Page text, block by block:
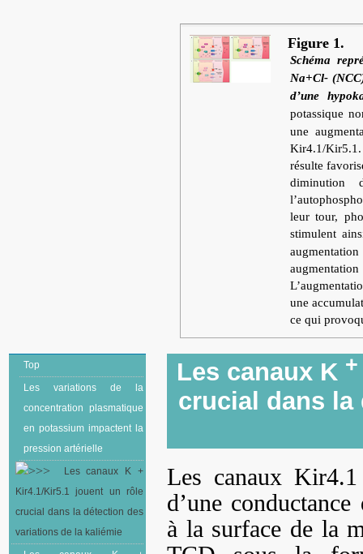
Figure 1.
Schéma
Na+Cl-
d’une
potassique
une
Kir4.1/Kir5.1.
résulte
diminution
leur tour,
stimulent
une
ce qui
Top
Les variations de la
concentration plasmatique
en potassium impactent la
pression artérielle
Les canaux K +
Kir4.1/Kir5.1 jouent un rôle
crucial dans la détection des
variations de la kaliémie
Les canaux K +
crucial dans la
Les canaux
d’une
à la surface de la